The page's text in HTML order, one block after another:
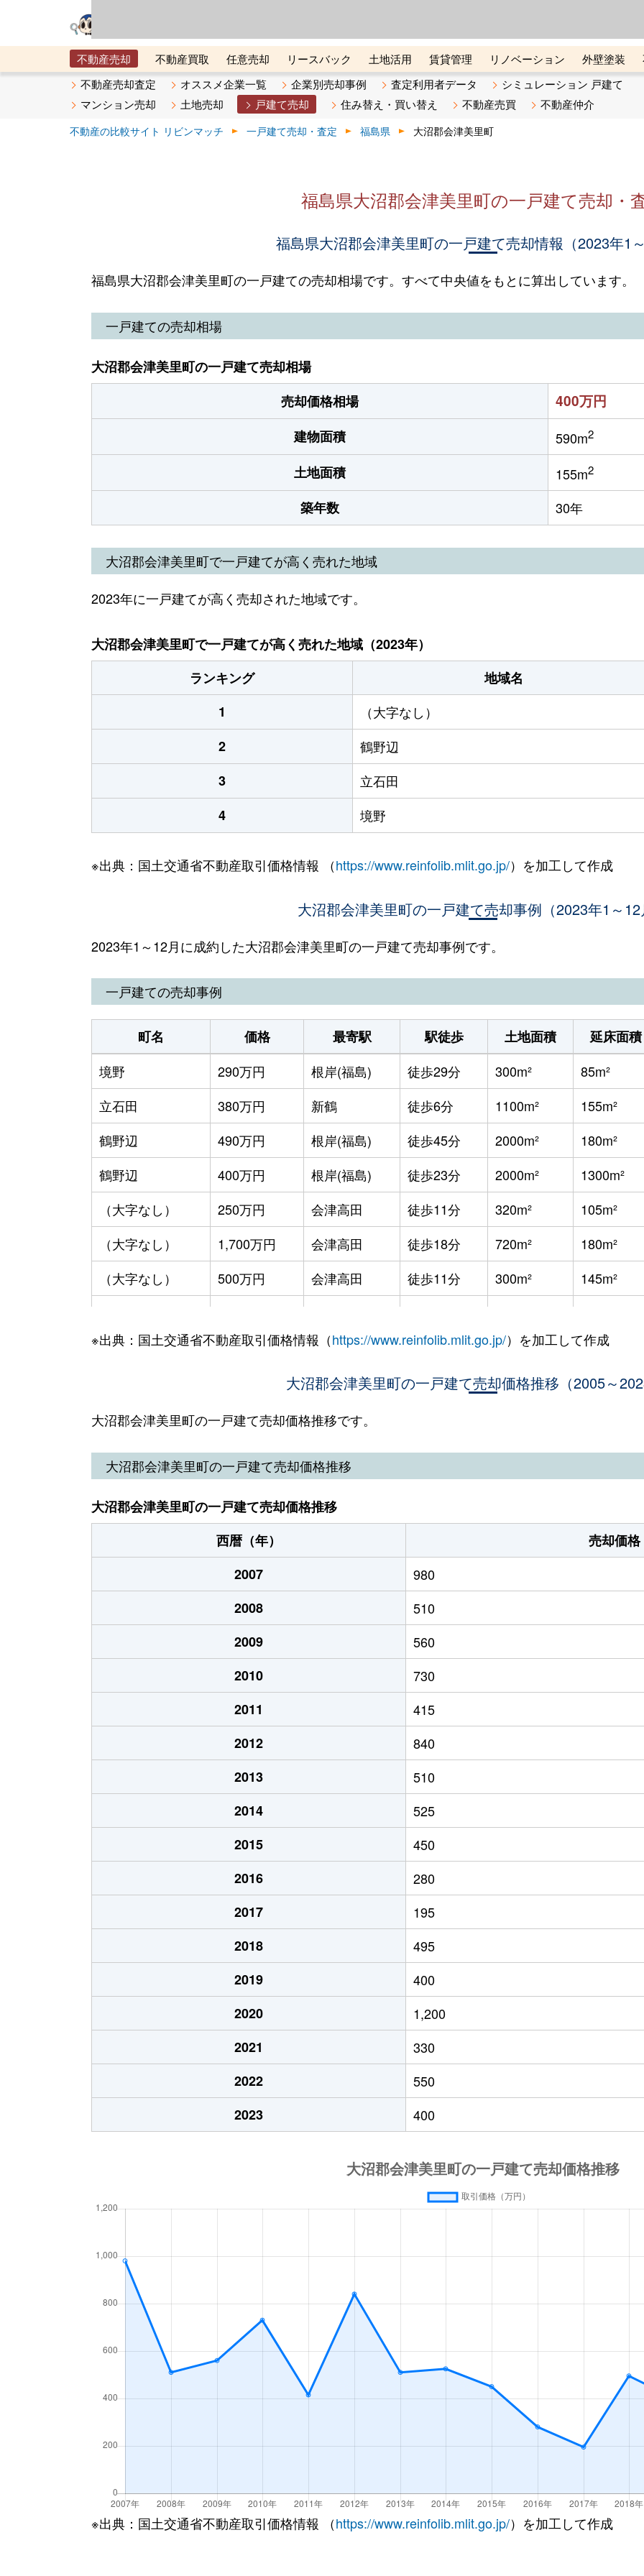
不動産売却 不動産買取 任意売却 リースバック 土地活用 賃貸管理 リノベーション 外壁塗装
メタ住宅展示場
ベスト不動産カンパニー オンライン講座 リビンマガジンBiz 不動産売却ご相談デスク
不動産売却査定 オススメ企業一覧 企業別売却事例 査定利用者データ
シミュレーション 戸建て
マンション売却
土地売却 戸建て売却 住み替え・買い替え 不動産売買 不動産仲介
不動産の比較サイト リビンマッチ 一戸建て売却・査定 福島県 大沼郡会津美里町
福島県大沼郡会津美里町の一戸建て売却・
福島県大沼郡会津美里町の一戸建て売却情報（2023年1～
福島県大沼郡会津美里町の一戸建ての売却相場です。すべて中央値をもとに算出しています。
一戸建ての売却相場
大沼郡会津美里町の一戸建て売却相場
売却価格相場
400万円
建物面積 590m2
土地面積 155m2
築年数 30年
大沼郡会津美里町で一戸建てが高く売れた地域
2023年に一戸建てが高く売却された地域です。
大沼郡会津美里町で一戸建てが高く売れた地域（2023年）
ランキング
地域名
1
（大字なし）
2
鶴野辺
3
立石田
4
境野
※出典：国土交通省不動産取引価格情報 （https://www.reinfolib.mlit.go.jp/）を加工して作成
大沼郡会津美里町の一戸建て売却事例（2023年1～12
2023年1～12月に成約した大沼郡会津美里町の一戸建て売却事例です。
一戸建ての売却事例
町名 価格 最寄駅 駅徒歩 土地面積 延床面積
境野
290万円 根岸(福島) 徒歩29分 300m² 85m²
立石田
380万円 新鶴 徒歩6分 1100m² 155m²
鶴野辺
490万円 根岸(福島) 徒歩45分 2000m² 180m²
鶴野辺
400万円 根岸(福島) 徒歩23分 2000m² 1300m²
（大字なし）
250万円 会津高田 徒歩11分 320m² 105m²
（大字なし）
1,700万円 会津高田 徒歩18分 720m² 180m²
（大字なし）
500万円 会津高田 徒歩11分 300m² 145m²
（大字なし）
310万円 会津本郷 徒歩15分 320m² 90m²
会津本郷 徒歩15分 270m² 35m²
（大字なし）
1,100万円 会津本郷
※出典：国土交通省不動産取引価格情報（https://www.reinfolib.mlit.go.jp/）を加工して作成
大沼郡会津美里町の一戸建て売却価格推移（2005～
大沼郡会津美里町の一戸建て売却価格推移です。
大沼郡会津美里町の一戸建て売却価格推移
大沼郡会津美里町の一戸建て売却価格推移
西暦（年）
売却価格
2007
980
2008
510
2009
560
2010
730
2011
415
2012
840
2013
510
2014
525
2015
450
2016
280
2017
195
2018
495
2019
400
2020
1,200
2021
330
2022
550
2023
400
※出典：国土交通省不動産取引価格情報 （https://www.reinfolib.mlit.go.jp/）を加工して作成